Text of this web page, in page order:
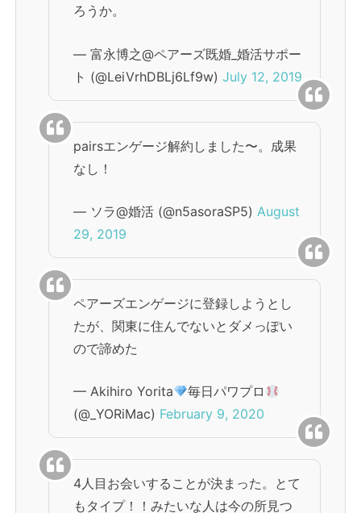
ろうか。
— 富永博之@ペアーズ既婚_婚活サポー
ト (@LeiVrhDBLj6Lf9w) July 12, 2019
pairsエンゲージ解約しました〜。成果
なし！
— ソラ@婚活 (@n5asoraSP5) August
29, 2019
ペアーズエンゲージに登録しようとし
たが、関東に住んでないとダメっぽい
ので諦めた
— Akihiro Yorita
毎日パワプロ
(@_YORiMac) February 9, 2020
4人目お会いすることが決まった。とて
もタイプ！！みたいな人は今の所見つ